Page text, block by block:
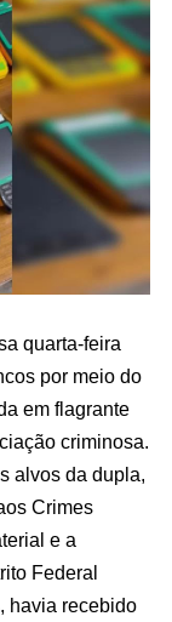
quarta-feira
por meio do
em flagrante
criminosa.
alvos da dupla,
Crimes
e a
Federal
havia recebido